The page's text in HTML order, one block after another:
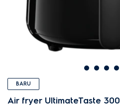
BARU
Air fryer UltimateTaste